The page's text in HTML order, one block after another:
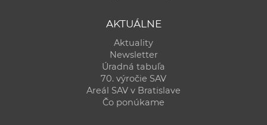
AKTUÁLNE
Aktuality
Newsletter
Úradná tabuľa
70. výročie SAV
Areál SAV v Bratislave
Čo ponúkame